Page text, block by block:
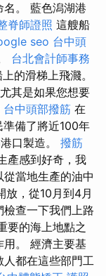
。 藍色潟湖港
脊師證照 這艘船
seo 台中頭
台北會計師事務
的滑梯上飛濺。
其是如果您想要
台中頭部撥筋 在
備了將近100年
口製造。 撥筋
產感到好奇，我
當地生產的油中
，從10月到4月
查一下我們上路
要的海上地點之
。 經濟主要基
都在這些部門工